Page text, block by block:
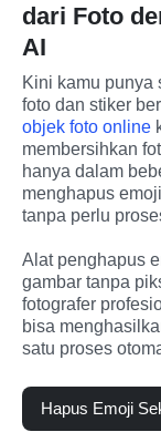
dari Foto
AI
Kini kamu punya
foto dan stiker
objek foto online
membersihkan
hanya dalam
menghapus
tanpa perlu
Alat penghapus
gambar tanpa
fotografer
bisa
satu proses
Hapus Emoji